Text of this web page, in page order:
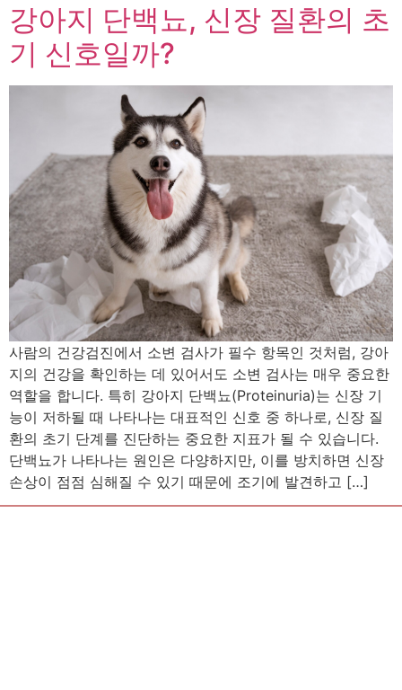
강아지 단백뇨, 신장 질환의 초
기 신호일까?
사람의 건강검진에서 소변 검사가 필수 항목인 것처럼, 강아
지의 건강을 확인하는 데 있어서도 소변 검사는 매우 중요한
역할을 합니다. 특히 강아지 단백뇨(Proteinuria)는 신장 기
능이 저하될 때 나타나는 대표적인 신호 중 하나로, 신장 질
환의 초기 단계를 진단하는 중요한 지표가 될 수 있습니다.
단백뇨가 나타나는 원인은 다양하지만, 이를 방치하면 신장
손상이 점점 심해질 수 있기 때문에 조기에 발견하고 […]